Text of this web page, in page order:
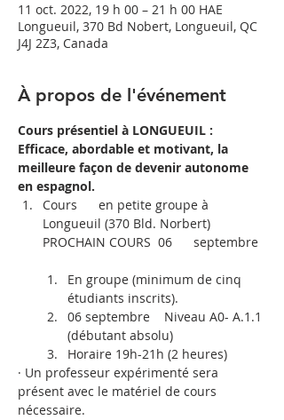
11 oct. 2022, 19 h 00 – 21 h 00 HAE
Longueuil, 370 Bd Nobert, Longueuil, QC
J4J 2Z3, Canada
À propos de l'événement
Cours présentiel à LONGUEUIL :
Efficace, abordable et motivant, la
meilleure façon de devenir autonome
en espagnol.
Cours      en petite groupe à
Longueuil (370 Bld. Norbert)
PROCHAIN COURS  06      septembre
En groupe (minimum de cinq
étudiants inscrits).
​06 septembre    Niveau A0- A.1.1
(débutant absolu)
Horaire 19h-21h (2 heures)
· Un professeur expérimenté sera
présent avec le matériel de cours
nécessaire.